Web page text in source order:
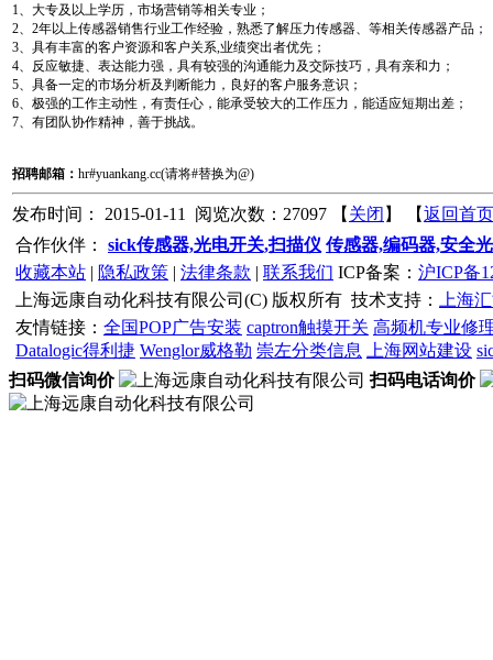
1、大专及以上学历，市场营销等相关专业；
2、2年以上传感器销售行业工作经验，熟悉了解压力传感器、等相关传感器产品；
3、具有丰富的客户资源和客户关系,业绩突出者优先；
4、反应敏捷、表达能力强，具有较强的沟通能力及交际技巧，具有亲和力；
5、具备一定的市场分析及判断能力，良好的客户服务意识；
6、极强的工作主动性，有责任心，能承受较大的工作压力，能适应短期出差；
7、有团队协作精神，善于挑战。
招聘邮箱： hr#yuankang.cc(请将#替换为@)
发布时间： 2015-01-11 阅览次数：27097 【 关闭 】 【返回首页
合作伙伴：
sick传感器,光电开关,扫描仪 传感器,编码器,安全
收藏本站 | 隐私政策 | 法律条款 | 联系我们 ICP备案： 沪ICP备
上海远康自动化科技有限公司(C) 版权所有 技术支持：
上海
友情链接： 全国POP广告安装 captron触摸开关 高频机专业修
Datalogic得利捷 Wenglor威格勒 崇左分类信息 上海网站建设
扫码微信询价
扫码电话询价